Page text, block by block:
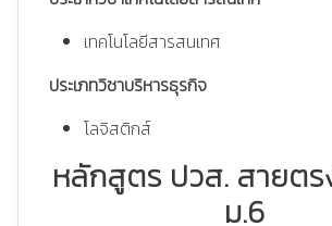
เทคโนโลยีสารสนเทศ
ประเภทวิชาบริหารธุรกิจ
โลจิสติกส์
หลักสูตร ปวส. สายตร
ม.6